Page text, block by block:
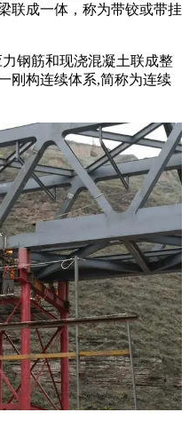
联成一体，称为带铰或带挂
钢筋和现浇混凝土联成整
刚构连续体系,简称为连续